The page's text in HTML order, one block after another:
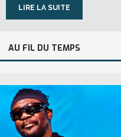
LIRE LA SUITE
AU FIL DU TEMPS